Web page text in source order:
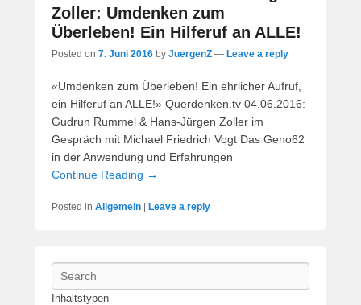
Zoller: Umdenken zum
Überleben! Ein Hilferuf an ALLE!
Posted on 7. Juni 2016 by JuergenZ — Leave a reply
«Umdenken zum Überleben! Ein ehrlicher Aufruf,
ein Hilferuf an ALLE!» Querdenken.tv 04.06.2016:
Gudrun Rummel & Hans-Jürgen Zoller im
Gespräch mit Michael Friedrich Vogt Das Geno62
in der Anwendung und Erfahrungen
Continue Reading →
Posted in Allgemein Leave a reply
Search
Inhaltstypen